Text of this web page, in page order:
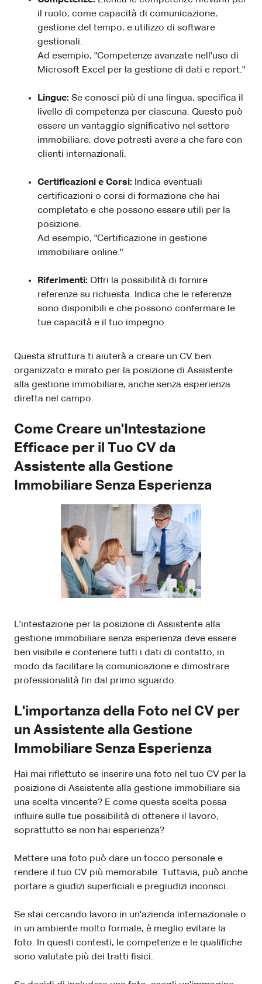
il ruolo, come capacità di comunicazione,
gestione del tempo, e utilizzo di software
gestionali.
Ad esempio, "Competenze avanzate nell'uso di
Microsoft Excel per la gestione di dati e report."
Lingue: Se conosci più di una lingua, specifica il
livello di competenza per ciascuna. Questo può
essere un vantaggio significativo nel settore
immobiliare, dove potresti avere a che fare con
clienti internazionali.
Certificazioni e Corsi: Indica eventuali
certificazioni o corsi di formazione che hai
completato e che possono essere utili per la
posizione.
Ad esempio, "Certificazione in gestione
immobiliare online."
Riferimenti: Offri la possibilità di fornire
referenze su richiesta. Indica che le referenze
sono disponibili e che possono confermare le
tue capacità e il tuo impegno.
Questa struttura ti aiuterà a creare un CV ben
organizzato e mirato per la posizione di Assistente
alla gestione immobiliare, anche senza esperienza
diretta nel campo.
Come Creare un'Intestazione
Efficace per il Tuo CV da
Assistente alla Gestione
Immobiliare Senza Esperienza
L'intestazione per la posizione di Assistente alla
gestione immobiliare senza esperienza deve essere
ben visibile e contenere tutti i dati di contatto, in
modo da facilitare la comunicazione e dimostrare
professionalità fin dal primo sguardo.
L'importanza della Foto nel CV per
un Assistente alla Gestione
Immobiliare Senza Esperienza
Hai mai riflettuto se inserire una foto nel tuo CV per la
posizione di Assistente alla gestione immobiliare sia
una scelta vincente? E come questa scelta possa
influire sulle tue possibilità di ottenere il lavoro,
soprattutto se non hai esperienza?
Mettere una foto può dare un tocco personale e
rendere il tuo CV più memorabile. Tuttavia, può anche
portare a giudizi superficiali e pregiudizi inconsci.
Se stai cercando lavoro in un'azienda internazionale o
in un ambiente molto formale, è meglio evitare la
foto. In questi contesti, le competenze e le qualifiche
sono valutate più dei tratti fisici.